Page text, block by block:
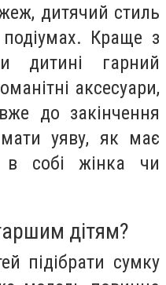
дитячий стиль
Краще з
дитині гарний
аксесуари,
до закінчення
уяву, як має
в собі жінка чи
дітям?
підібрати сумку